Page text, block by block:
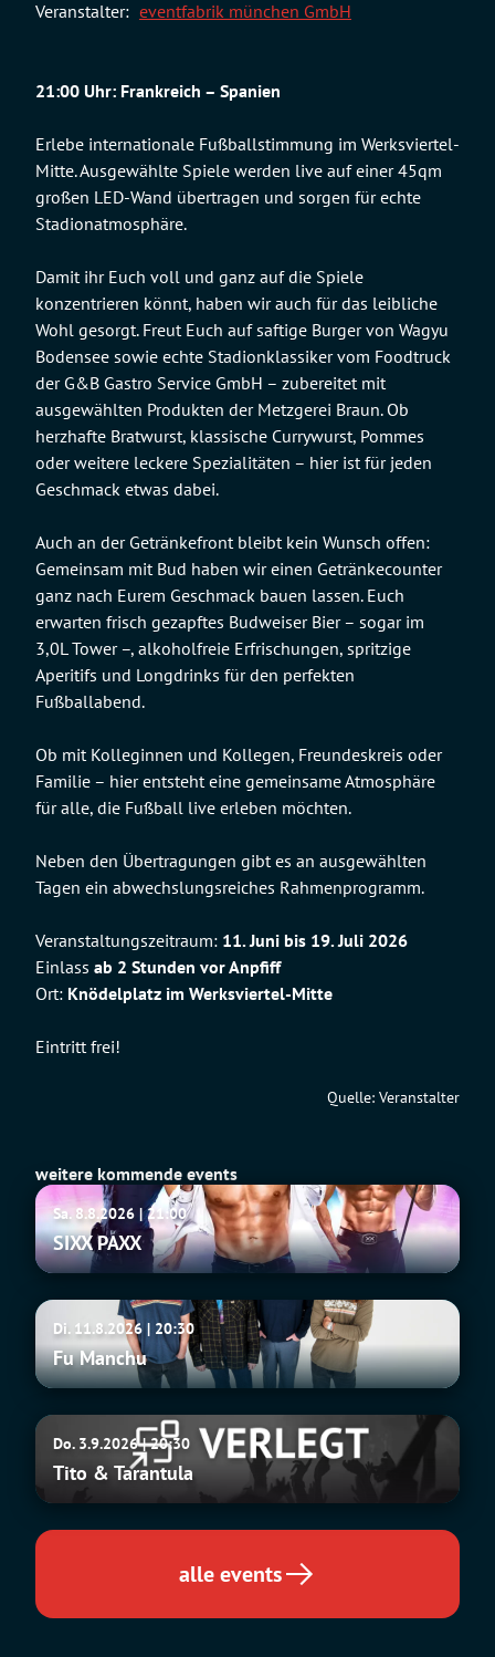
21:00 Uhr: Frankreich – Spanien
Erlebe internationale Fußballstimmung im Werksviertel-
Mitte. Ausgewählte Spiele werden live auf einer 45qm
großen LED-Wand übertragen und sorgen für echte
Stadionatmosphäre.
Damit ihr Euch voll und ganz auf die Spiele
konzentrieren könnt, haben wir auch für das leibliche
Wohl gesorgt. Freut Euch auf saftige Burger von Wagyu
Bodensee sowie echte Stadionklassiker vom Foodtruck
der G&B Gastro Service GmbH – zubereitet mit
ausgewählten Produkten der Metzgerei Braun. Ob
herzhafte Bratwurst, klassische Currywurst, Pommes
oder weitere leckere Spezialitäten – hier ist für jeden
Geschmack etwas dabei.
Auch an der Getränkefront bleibt kein Wunsch offen:
Gemeinsam mit Bud haben wir einen Getränkecounter
ganz nach Eurem Geschmack bauen lassen. Euch
erwarten frisch gezapftes Budweiser Bier – sogar im
3,0L Tower –, alkoholfreie Erfrischungen, spritzige
Aperitifs und Longdrinks für den perfekten
Fußballabend.
Ob mit Kolleginnen und Kollegen, Freundeskreis oder
Familie – hier entsteht eine gemeinsame Atmosphäre
für alle, die Fußball live erleben möchten.
Neben den Übertragungen gibt es an ausgewählten
Tagen ein abwechslungsreiches Rahmenprogramm.
Veranstaltungszeitraum: 11. Juni bis 19. Juli 2026
Einlass ab 2 Stunden vor Anpfiff
Ort: Knödelplatz im Werksviertel-Mitte
Eintritt frei!
Quelle: Veranstalter
weitere kommende events
SIXX
PAXXSa. 8.8.2026 | 21:00
SIXX PAXX
Fu
Manchu
Di. 11.8.2026 | 20:30
Fu Manchu
Tito
Tarantula
Do. 3.9.2026 | 20:30
Tito & Tarantula
alle events
Veranstalter: eventfabrik münchen GmbH